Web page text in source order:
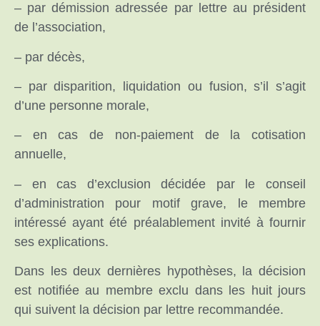
– par démission adressée par lettre au président
de l’association,
– par décès,
– par disparition, liquidation ou fusion, s’il s’agit
d’une personne morale,
– en cas de non-paiement de la cotisation
annuelle,
– en cas d’exclusion décidée par le conseil
d’administration pour motif grave, le membre
intéressé ayant été préalablement invité à fournir
ses explications.
Dans les deux dernières hypothèses, la décision
est notifiée au membre exclu dans les huit jours
qui suivent la décision par lettre recommandée.